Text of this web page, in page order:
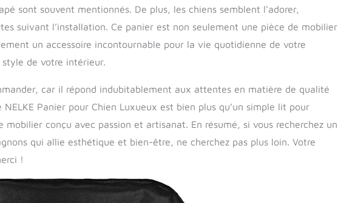
sont souvent mentionnés. De plus, les chiens semblent l’adorer,
suivant l’installation. Ce panier est non seulement une pièce de mobilier
un accessoire incontournable pour la vie quotidienne de votre
de votre intérieur.
car il répond indubitablement aux attentes en matière de qualité
Panier pour Chien Luxueux est bien plus qu’un simple lit pour
mobilier conçu avec passion et artisanat. En résumé, si vous recherchez un
qui allie esthétique et bien-être, ne cherchez pas plus loin. Votre
!